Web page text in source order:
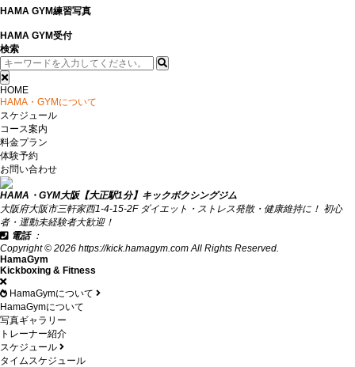
HAMA GYM練習写真
HAMA GYM受付
検索
HOME
HAMA・GYMについて
スケジュール
コース案内
料金プラン
体験予約
お問い合わせ
HAMA・GYM大阪【大正駅1分】キックボクシングジム
大阪府大阪市三軒家西1-4-15-2F ダイエット・ストレス発散・健康維持に！ 初心
者・運動未経験者大歓迎！
電話：
Copyright © 2026 https://kick.hamagym.com All Rights Reserved.
HamaGym
Kickboxing & Fitness
HamaGymについて
HamaGymについて
写真ギャラリー
トレーナー紹介
スケジュール
タイムスケジュール